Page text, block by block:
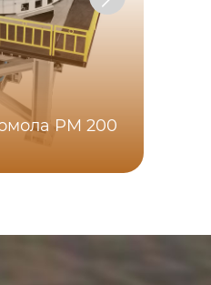
PM 200